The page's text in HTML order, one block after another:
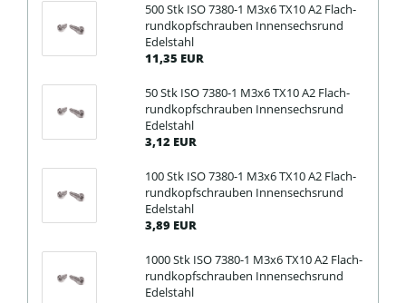
500 Stk ISO 7380-​1 M3x6 TX10 A2 Flach­
rund­kopf­schrau­ben In­nen­sechs­rund
Edel­stahl
11,35 EUR
50 Stk ISO 7380-​1 M3x6 TX10 A2 Flach­
rund­kopf­schrau­ben In­nen­sechs­rund
Edel­stahl
3,12 EUR
100 Stk ISO 7380-​1 M3x6 TX10 A2 Flach­
rund­kopf­schrau­ben In­nen­sechs­rund
Edel­stahl
3,89 EUR
1000 Stk ISO 7380-​1 M3x6 TX10 A2 Flach­
rund­kopf­schrau­ben In­nen­sechs­rund
Edel­stahl